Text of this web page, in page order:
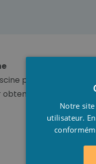
parfaitement
une qualité
Notre
utilisateur.